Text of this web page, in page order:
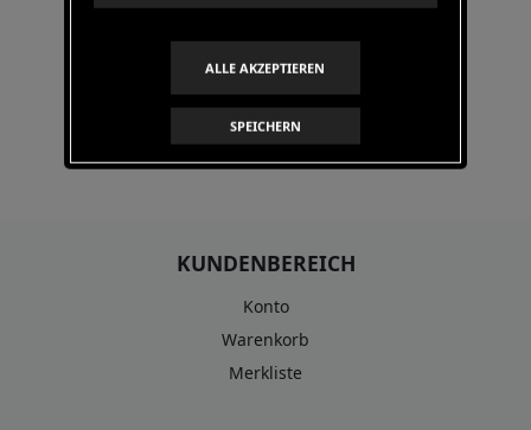
KUNDENBEREICH
Konto
Warenkorb
Merkliste
ALLE AKZEPTIEREN
SPEICHERN